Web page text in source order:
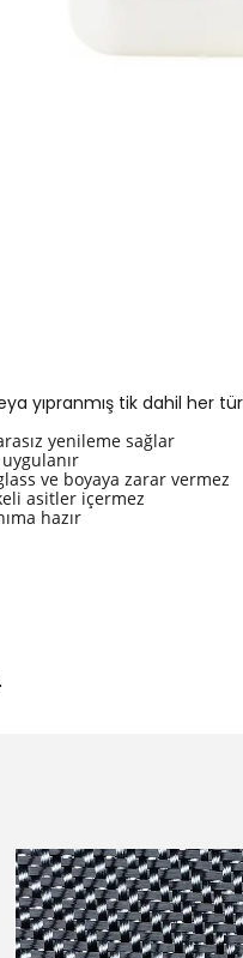
yıpranmış tik dahil her
yenileme sağlar
ve boyaya zarar vermez
asitler içermez
hazır